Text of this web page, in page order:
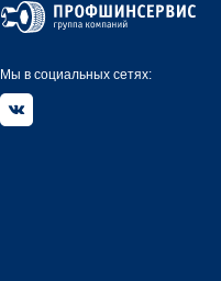
Мы в социальных сетях: